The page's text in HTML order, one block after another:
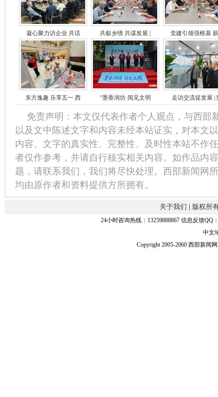
凝心聚力访企业 共话 共叙乡情 共谋发展 | 党建引领强根基
东方逸趣 乐享五一 西 “墨香润坊·阅见文明 走访交流促发展 |
免责声明：本文仅代表作者个人观点，与西部
以及文中陈述文字和内容未经本站证实，对本文
内容、文字的真实性、完整性、及时性本站不作
者仅作参考，并请自行核实相关内容。如作品内
题，请联系我们，我们将尽快处理。西部新闻网
均由原作者和资料提供方所拥有。
关于我们 版权所
24小时咨询热线：13259888867 信息反馈QQ
中文
Copyright 2005-2060 西部新闻